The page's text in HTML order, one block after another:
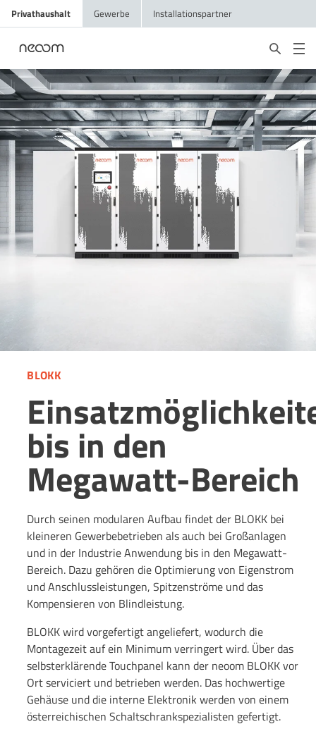
Privathaushalt Gewerbe Installationspartner
BLOKK
bis in den
Megawatt-Bereich
Durch seinen modularen Aufbau findet der BLOKK bei
kleineren Gewerbebetrieben als auch bei Großanlagen
und in der Industrie Anwendung bis in den Megawatt-
Bereich. Dazu gehören die Optimierung von Eigenstrom
und Anschlussleistungen, Spitzenströme und das
Kompensieren von Blindleistung.
BLOKK wird vorgefertigt angeliefert, wodurch die
Montagezeit auf ein Minimum verringert wird. Über das
selbsterklärende Touchpanel kann der neoom BLOKK vor
Ort serviciert und betrieben werden. Das hochwertige
Gehäuse und die interne Elektronik werden von einem
österreichischen Schaltschrankspezialisten gefertigt.